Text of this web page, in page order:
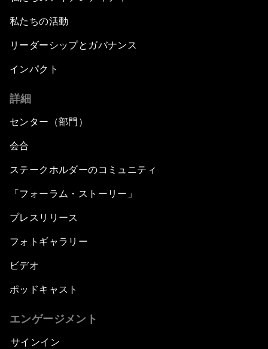
私たちの活動
リーダーシップとガバナンス
インパクト
詳細
センター（部門）
会合
ステークホルダーのコミュニティ
「フォーラム・ストーリー」
プレスリリース
フォトギャラリー
ビデオ
ポッドキャスト
エンゲージメント
サインイン